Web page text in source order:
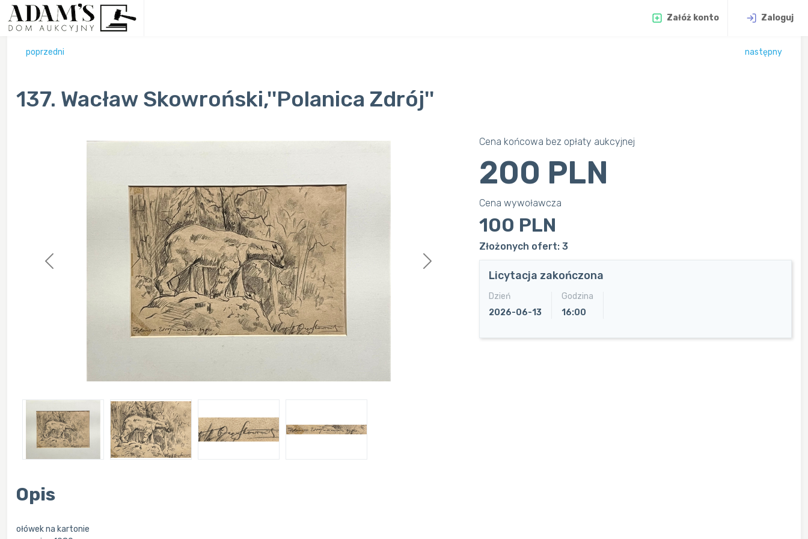
Załóż konto Zaloguj
poprzedni następny
137. Wacław Skowroński,''Polanica Zdrój''
Previous Next
Cena końcowa bez opłaty aukcyjnej
200 PLN
Cena wywoławcza
100 PLN
Złożonych ofert: 3
Licytacja zakończona
Dzień
2026-06-13
Godzina
16:00
Opis
ołówek na kartonie